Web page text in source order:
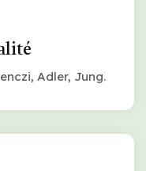
Adler, Jung.